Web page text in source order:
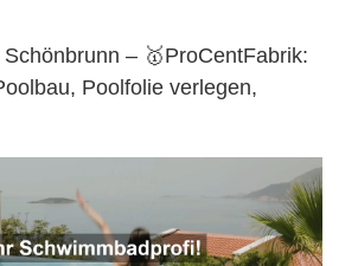
– 🥇ProCentFabrik:
Poolfolie verlegen,